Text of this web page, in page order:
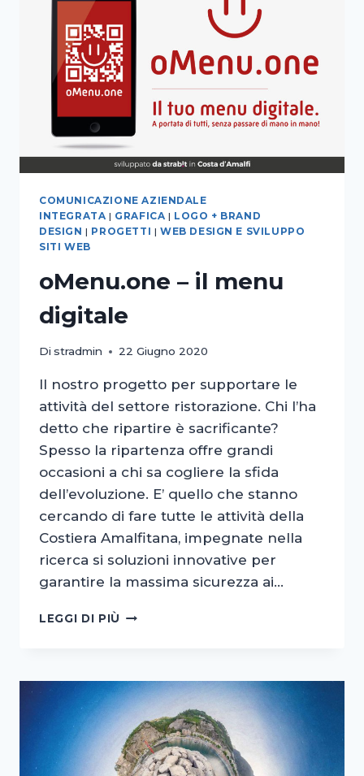
COMUNICAZIONE AZIENDALE
INTEGRATA | GRAFICA | LOGO + BRAND
DESIGN | PROGETTI | WEB DESIGN E SVILUPPO
SITI WEB
oMenu.one – il menu
digitale
Di stradmin 22 Giugno 2020
Il nostro progetto per supportare le
attività del settore ristorazione. Chi l’ha
detto che ripartire è sacrificante?
Spesso la ripartenza offre grandi
occasioni a chi sa cogliere la sfida
dell’evoluzione. E’ quello che stanno
cercando di fare tutte le attività della
Costiera Amalfitana, impegnate nella
ricerca si soluzioni innovative per
garantire la massima sicurezza ai…
LEGGI DI PIÙ OMENU.ONE
DIGITALE